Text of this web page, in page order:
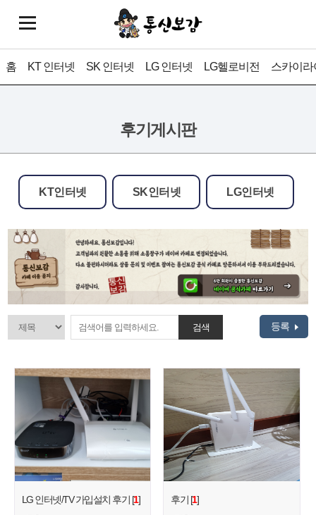
홈 KT 인터넷 SK 인터넷 LG 인터넷 LG헬로비전 스카이라
후기게시판
KT인터넷 SK인터넷 LG인터넷
검색 등록
LG 인터넷/TV 가입설치 후기 [1] 후기 [1]